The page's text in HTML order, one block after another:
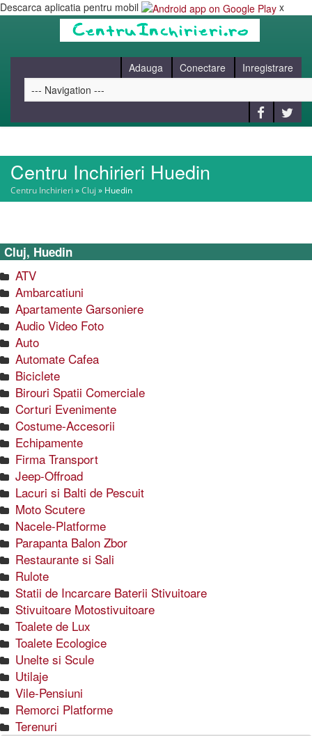
Descarca aplicatia pentru mobil x
Adauga Conectare Inregistrare
HOME
BLOG
CONTACT
Centru Inchirieri Huedin
Centru Inchirieri »Cluj » Huedin
Cluj, Huedin
ATV
Ambarcatiuni
Apartamente Garsoniere
Audio Video Foto
Auto
Automate Cafea
Biciclete
Birouri Spatii Comerciale
Corturi Evenimente
Costume-Accesorii
Echipamente
Firma Transport
Jeep-Offroad
Lacuri si Balti de Pescuit
Moto Scutere
Nacele-Platforme
Parapanta Balon Zbor
Restaurante si Sali
Rulote
Statii de Incarcare Baterii Stivuitoare
Stivuitoare Motostivuitoare
Toalete de Lux
Toalete Ecologice
Unelte si Scule
Utilaje
Vile-Pensiuni
Remorci Platforme
Terenuri